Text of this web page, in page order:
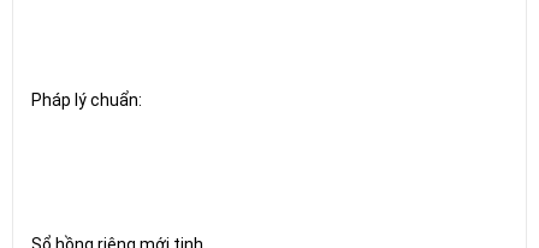
Pháp lý chuẩn:
Sổ hồng riêng mới tinh